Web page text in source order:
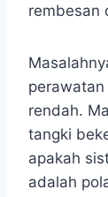
rembesan
rendah.
tangki
apakah
adalah